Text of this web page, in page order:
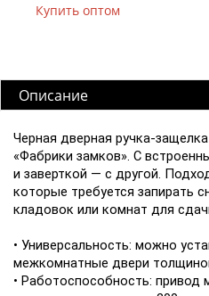
Купить оптом
Описание
Черная дверная ручка-
«Фабрики замков». С
и заверткой — с другой.
которые требуется запирать
кладовок или комнат для
• Универсальность: можно
межкомнатные двери
• Работоспособность: привод